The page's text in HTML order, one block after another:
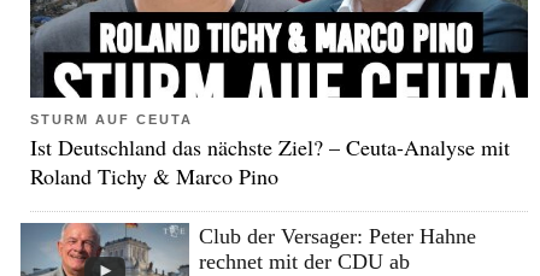
STURM AUF CEUTA
Ist Deutschland das nächste Ziel? – Ceuta-Analyse mit
Roland Tichy & Marco Pino
Club der Versager: Peter Hahne
rechnet mit der CDU ab